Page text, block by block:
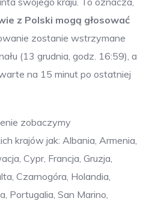
z Polski mogą głosować
zostanie wstrzymane
(13 grudnia, godz. 16:59), a
na 15 minut po ostatniej
zobaczymy
krajów jak: Albania, Armenia,
Cypr, Francja, Gruzja,
Czarnogóra, Holandia,
Portugalia, San Marino,